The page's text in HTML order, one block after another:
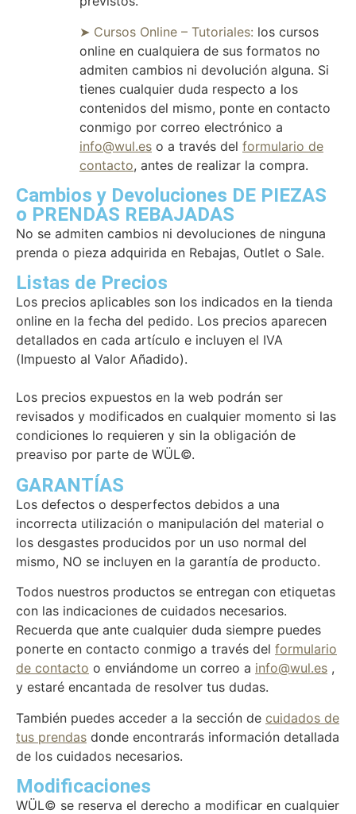
➤ Cursos Online – Tutoriales: los cursos
online en cualquiera de sus formatos no
admiten cambios ni devolución alguna. Si
tienes cualquier duda respecto a los
contenidos del mismo, ponte en contacto
conmigo por correo electrónico a
info@wul.es o a través del formulario de
contacto, antes de realizar la compra.
Cambios y Devoluciones DE PIEZAS
o PRENDAS REBAJADAS
No se admiten cambios ni devoluciones de ninguna
prenda o pieza adquirida en Rebajas, Outlet o Sale.
Listas de Precios
Los precios aplicables son los indicados en la tienda
online en la fecha del pedido. Los precios aparecen
detallados en cada artículo e incluyen el IVA
(Impuesto al Valor Añadido).
Los precios expuestos en la web podrán ser
revisados y modificados en cualquier momento si las
condiciones lo requieren y sin la obligación de
preaviso por parte de WÜL©.
GARANTÍAS
Los defectos o desperfectos debidos a una
incorrecta utilización o manipulación del material o
los desgastes producidos por un uso normal del
mismo, NO se incluyen en la garantía de producto.
Todos nuestros productos se entregan con etiquetas
con las indicaciones de cuidados necesarios.
Recuerda que ante cualquier duda siempre puedes
ponerte en contacto conmigo a través del formulario
de contacto o enviándome un correo a info@wul.es ,
y estaré encantada de resolver tus dudas.
También puedes acceder a la sección de cuidados de
tus prendas donde encontrarás información detallada
de los cuidados necesarios.
Modificaciones
WÜL© se reserva el derecho a modificar en cualquier